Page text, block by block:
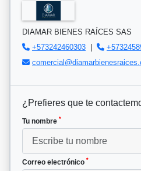
DIAMAR BIENES RAÍCES SAS
+573242460303 |
¿Prefieres que te
Tu nombre *
Correo electrónico *